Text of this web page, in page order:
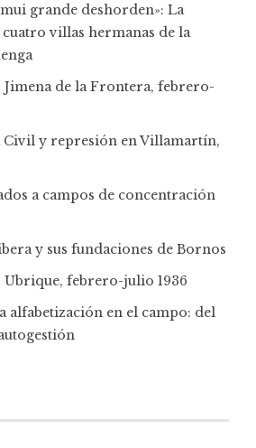
grande deshorden»: La
villas hermanas de la
de la Frontera, febrero-
Civil y represión en Villamartín,
a campos de concentración
y sus fundaciones de Bornos
Ubrique, febrero-julio 1936
alfabetización en el campo: del